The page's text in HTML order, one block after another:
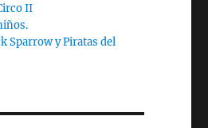
II
Sparrow y Piratas del